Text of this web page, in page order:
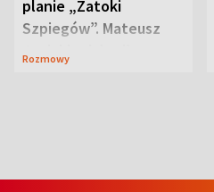
planie „Zatoki
Szpiegów”. Mateusz
Janicki odsłonił
Rozmowy